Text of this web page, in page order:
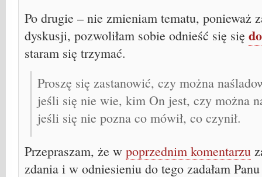
Po drugie – nie zmieniam tematu, ponieważ
dyskusji, pozwoliłam sobie odnieść się się
staram się trzymać.
Proszę się zastanowić, czy można
jeśli się nie wie, kim On jest, czy można
jeśli się nie pozna co mówił, co czynił.
Przepraszam, że w poprzednim komentarzu
zdania i w odniesieniu do tego zadałam